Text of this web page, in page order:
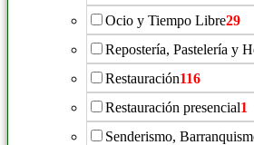
Ocio y Tiempo Libre29
Repostería, Pastelería y
Restauración116
Restauración presencial1
Senderismo,